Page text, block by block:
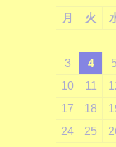
月 火
3
4 5
10
11
17
18
24
25